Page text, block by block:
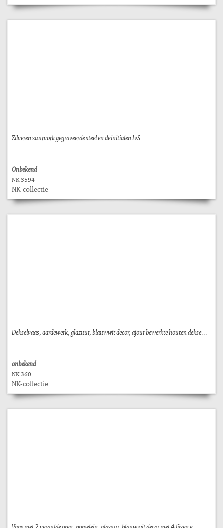
Zilveren zuurvork gegraveerde steel en de initialen IvS
Onbekend
NK 3594
NK-collectie
Dekselvaas, aardewerk, glazuur, blauwwit decor, ajour bewerkte houten dekse...
onbekend
NK 360
NK-collectie